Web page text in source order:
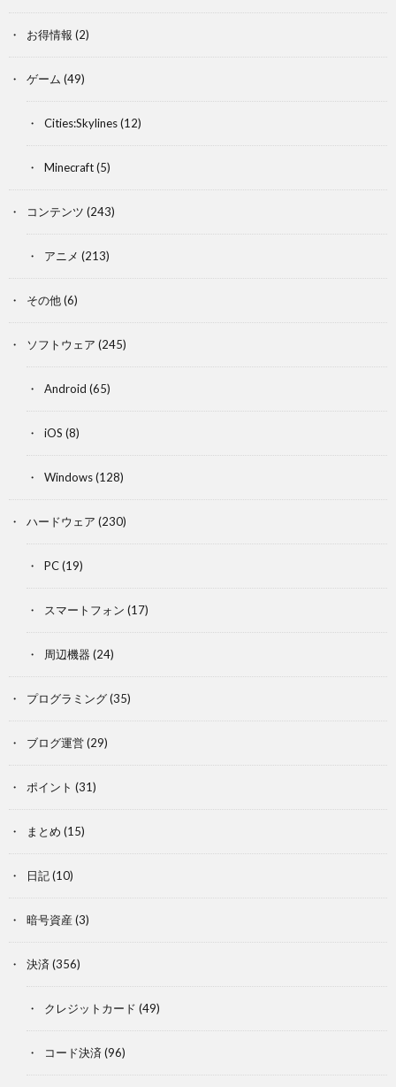
お得情報 (2)
ゲーム (49)
Cities:Skylines(12)
Minecraft(5)
コンテンツ (243)
アニメ (213)
その他(6)
ソフトウェア (245)
Android (65)
iOS (8)
Windows(128)
ハードウェア (230)
PC(19)
スマートフォン (17)
周辺機器 (24)
プログラミング(35)
ブログ運営(29)
ポイント (31)
まとめ (15)
日記(10)
暗号資産 (3)
決済 (356)
クレジットカード (49)
コード決済 (96)